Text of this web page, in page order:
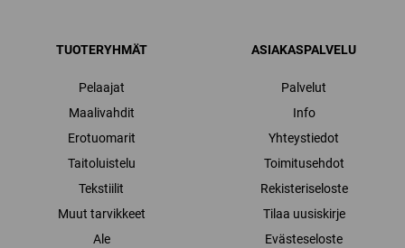
TUOTERYHMÄT
Pelaajat
Maalivahdit
Erotuomarit
Taitoluistelu
Tekstiilit
Muut tarvikkeet
Ale
ASIAKASPALVELU
Palvelut
Info
Yhteystiedot
Toimitusehdot
Rekisteriseloste
Tilaa uusiskirje
Evästeseloste